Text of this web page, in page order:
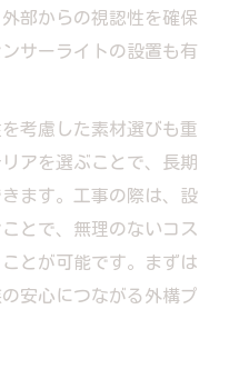
部からの視認性を確保
サーライトの設置も有
考慮した素材選びも重
アを選ぶことで、長期
ます。工事の際は、設
とで、無理のないコス
とが可能です。まずは
安心につながる外構プ